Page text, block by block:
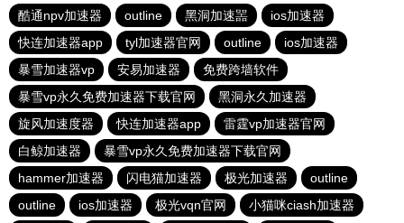
酷通npv加速器
outline 黑洞加速噐
ios加速器
快连加速器app
tyl加速器官网 outline
ios加速器
暴雪加速器vp
安易加速器
免费跨墙软件
暴雪vp永久免费加速器下载官网
黑洞永久加速器
旋风加速度器
快连加速器app
雷霆vp加速器官网
白鲸加速器
暴雪vp永久免费加速器下载官网
hammer加速器
闪电猫加速器 极光加速器
outline
outline
ios加速器 极光vqn官网 小猫咪ciash加速器